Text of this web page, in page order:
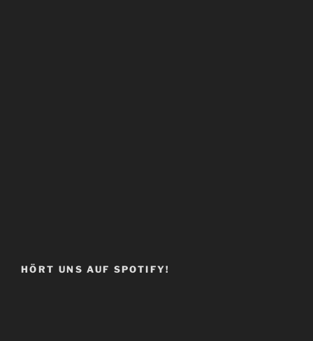
HÖRT UNS AUF SPOTIFY!